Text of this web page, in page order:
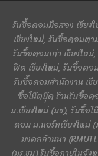
รับซื้อคอมมือสอง เชียง
เชียงใหม่, รับซื้อคอมตา
รับซื้อคอมเก่า เชียงให
ฟิต เชียงใหม่, รับซื้อคอ
รับซื้อคอมสำนักงาน เชี
ซื้อโน๊ตบุ๊ค ร้านรับซื้อ
ม.เชียงใหม่ (มช), รับซื้
คอม ม.นอร์ทเชียงใหม่
มงคลล้านนา